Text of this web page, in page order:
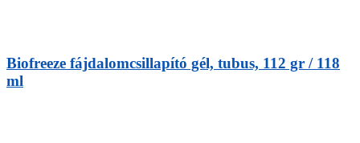
Biofreeze fájdalomcsillapító gél, tubus, 112 gr / 118
ml